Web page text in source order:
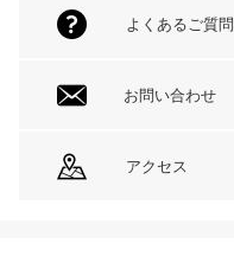
よくあるご質問
お問い合わせ
アクセス